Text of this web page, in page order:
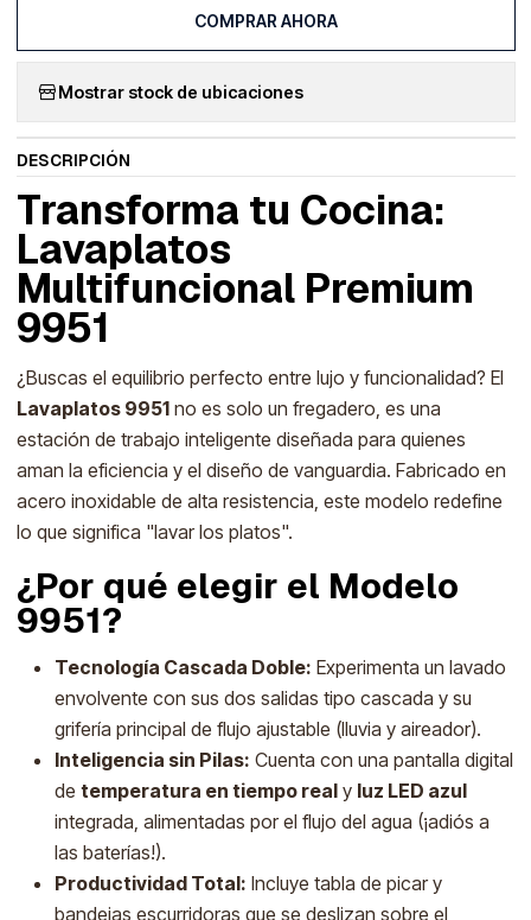
COMPRAR AHORA
Mostrar stock de ubicaciones
DESCRIPCIÓN
Transforma tu Cocina:
Lavaplatos
Multifuncional Premium
9951
¿Buscas el equilibrio perfecto entre lujo y funcionalidad? El
Lavaplatos 9951no es solo un fregadero, es una
estación de trabajo inteligente diseñada para quienes
aman la eficiencia y el diseño de vanguardia. Fabricado en
acero inoxidable de alta resistencia, este modelo redefine
lo que significa "lavar los platos".
¿Por qué elegir el Modelo
9951?
Tecnología Cascada Doble: Experimenta un lavado
envolvente con sus dos salidas tipo cascada y su
grifería principal de flujo ajustable (lluvia y aireador).
Inteligencia sin Pilas: Cuenta con una pantalla digital
de temperatura en tiempo realy luz LED azul
integrada, alimentadas por el flujo del agua (¡adiós a
las baterías!).
Productividad Total: Incluye tabla de picar y
bandejas escurridoras que se deslizan sobre el